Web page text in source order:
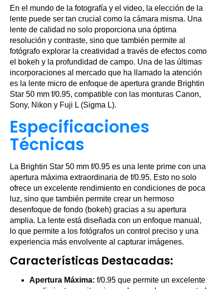
En el mundo de la fotografía y el video, la elección de la
lente puede ser tan crucial como la cámara misma. Una
lente de calidad no solo proporciona una óptima
resolución y contraste, sino que también permite al
fotógrafo explorar la creatividad a través de efectos como
el bokeh y la profundidad de campo. Una de las últimas
incorporaciones al mercado que ha llamado la atención
es la lente micro de enfoque de apertura grande Brightin
Star 50 mm f/0.95, compatible con las monturas Canon,
Sony, Nikon y Fuji L (Sigma L).
Especificaciones
Técnicas
La Brightin Star 50 mm f/0.95 es una lente prime con una
apertura máxima extraordinaria de f/0.95. Esto no solo
ofrece un excelente rendimiento en condiciones de poca
luz, sino que también permite crear un hermoso
desenfoque de fondo (bokeh) gracias a su apertura
amplia. La lente está diseñada con un enfoque manual,
lo que permite a los fotógrafos un control preciso y una
experiencia más envolvente al capturar imágenes.
Características Destacadas:
Apertura Máxima: f/0.95 que permite un excelente